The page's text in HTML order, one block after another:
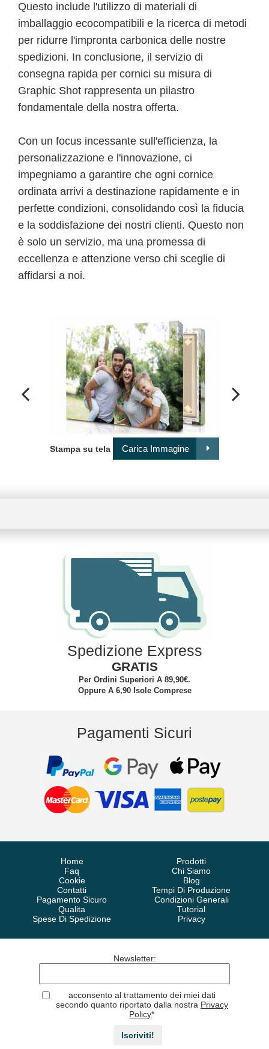
Questo include l'utilizzo di materiali di
imballaggio ecocompatibili e la ricerca di metodi
per ridurre l'impronta carbonica delle nostre
spedizioni. In conclusione, il servizio di
consegna rapida per cornici su misura di
Graphic Shot rappresenta un pilastro
fondamentale della nostra offerta.
Con un focus incessante sull'efficienza, la
personalizzazione e l'innovazione, ci
impegniamo a garantire che ogni cornice
ordinata arrivi a destinazione rapidamente e in
perfette condizioni, consolidando così la fiducia
e la soddisfazione dei nostri clienti. Questo non
è solo un servizio, ma una promessa di
eccellenza e attenzione verso chi sceglie di
affidarsi a noi.
Stampa su tela Carica Immagine
Spedizione Express
GRATIS
Per Ordini Superiori A 89,90€.
Oppure A 6,90 Isole Comprese
Pagamenti Sicuri
Home
Prodotti
Faq
Chi Siamo
Cookie
Blog
Contatti
Tempi Di Produzione
Pagamento Sicuro
Condizioni Generali
Qualita
Tutorial
Spese Di Spedizione
Privacy
Newsletter:
acconsento al trattamento dei miei dati
secondo quanto riportato dalla nostra Privacy
Policy*
Iscriviti!